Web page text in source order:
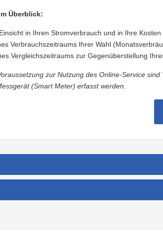
Überblick:
in Ihren Stromverbrauch und in Ihre Kosten
Verbrauchszeitraums Ihrer Wahl
Vergleichszeitraums zur Gegenüberstellung
zur Nutzung des Online-Service
(Smart Meter) erfasst werden.